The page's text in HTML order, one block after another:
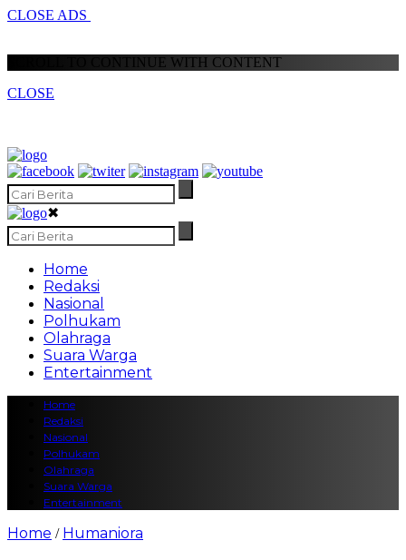
CLOSE ADS
SCROLL TO CONTINUE WITH CONTENT
CLOSE
✖
Home
Redaksi
Nasional
Polhukam
Olahraga
Suara Warga
Entertainment
Home
Redaksi
Nasional
Polhukam
Olahraga
Suara Warga
Entertainment
Home / Humaniora